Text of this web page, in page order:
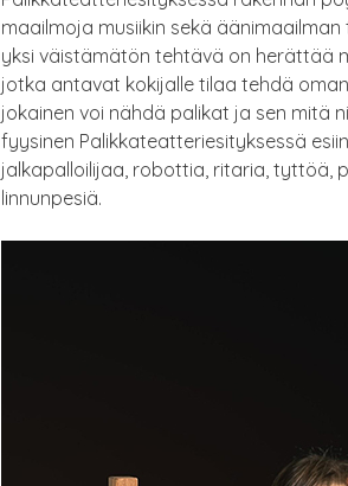
maailmoja musiikin sekä äänimaailman
yksi väistämätön tehtävä on herättää
jotka antavat kokijalle tilaa tehdä
jokainen voi nähdä palikat ja sen mitä
fyysinen Palikkateatteriesityksessä
jalkapalloilijaa, robottia, ritaria, tyttöä,
linnunpesiä.